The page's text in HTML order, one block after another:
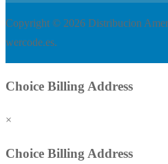
Copyright © 2026 Distribucion
wercode.es.
Choice Billing Address
×
Choice Billing Address